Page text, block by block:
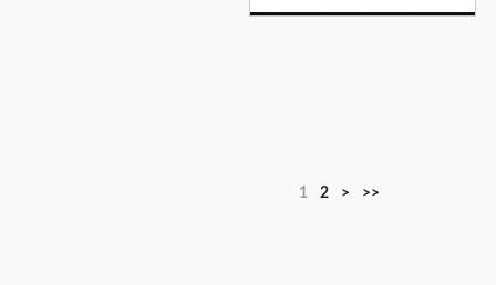
1 2 > >>